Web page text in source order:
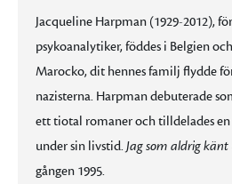
Jacqueline Harpman (1929-2012),
psykoanalytiker, föddes i Belgien
Marocko, dit hennes familj flydde
nazisterna. Harpman debuterade
ett tiotal romaner och tilldelades
under sin livstid. Jag som aldrig
gången 1995.